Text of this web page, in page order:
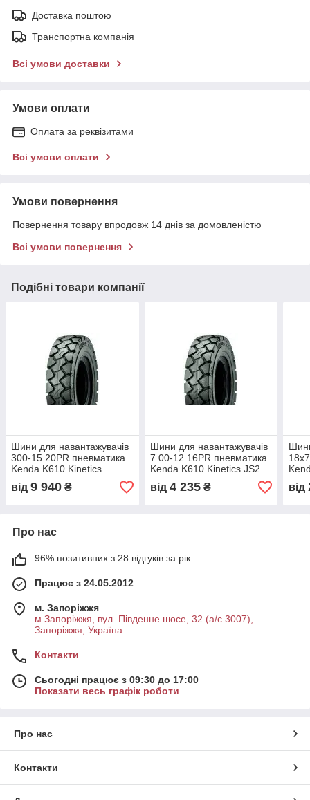
Доставка поштою
Транспортна компанія
Всі умови доставки
Умови оплати
Оплата за реквізитами
Всі умови оплати
Умови повернення
Повернення товару впродовж 14 днів за домовленістю
Всі умови повернення
Подібні товари компанії
Шини для навантажувачів
300-15 20PR пневматика
Kenda K610 Kinetics
TR177A
від 9 940 ₴
Шини для навантажувачів
7.00-12 16PR пневматика
Kenda K610 Kinetics JS2
від 4 235₴ від
Про нас
96% позитивних з 28 відгуків за рік
Працює з 24.05.2012
м. Запоріжжя
м.Запоріжжя, вул. Південне шосе, 32 (а/с 3007),
Запоріжжя, Україна
Контакти
Сьогодні працює з 09:30 до 17:00
Показати весь графік роботи
Про нас
Контакти